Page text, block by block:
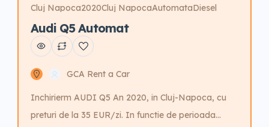
Cluj Napoca2020Cluj NapocaAutomataDiesel
Audi Q5 Automat
GCA Rent a Car
Inchirierm AUDI Q5 An 2020, in Cluj-Napoca, cu
preturi de la 35 EUR/zi. In functie de perioada